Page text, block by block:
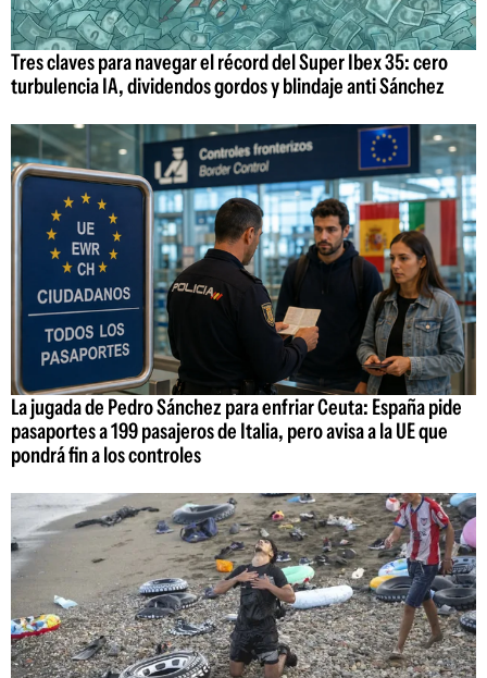
Tres claves para navegar el récord del Super Ibex 35: cero
turbulencia IA, dividendos gordos y blindaje anti Sánchez
La jugada de Pedro Sánchez para enfriar Ceuta: España pide
pasaportes a 199 pasajeros de Italia, pero avisa a la UE que
pondrá fin a los controles